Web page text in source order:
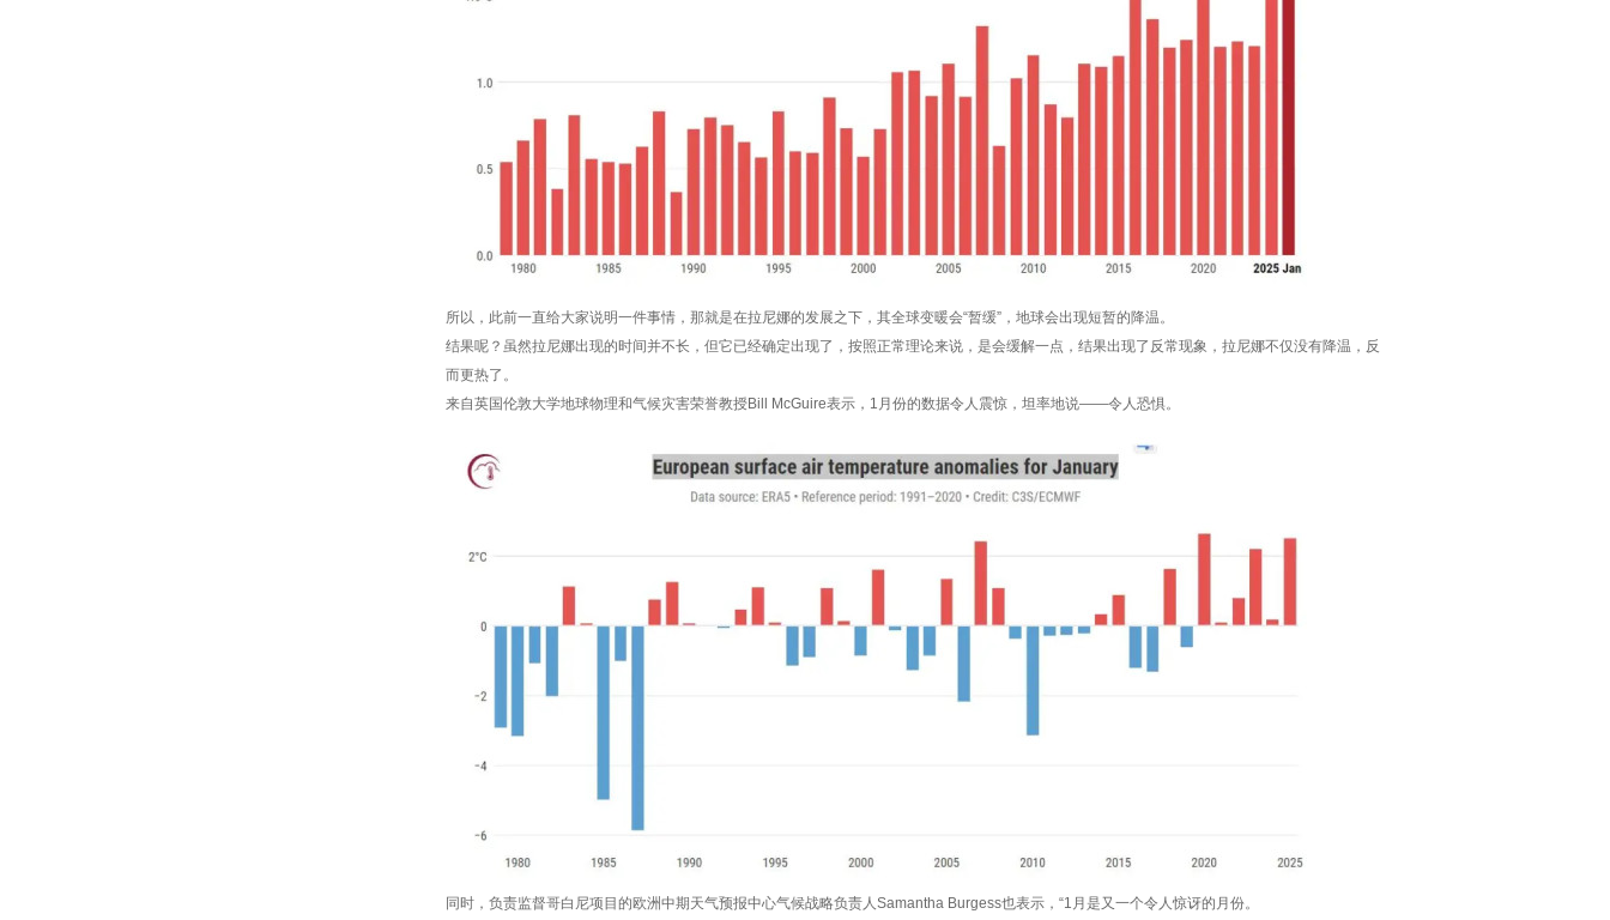
所以，此前一直给大家说明一件事情，那就是在拉尼娜的发展之下，其全球变暖会“暂缓”，地球会出现短暂的降温。
结果呢？虽然拉尼娜出现的时间并不长，但它已经确定出现了，按照正常理论来说，是会缓解一点，结果出现了反常现象，拉尼娜不仅没有降温，反
而更热了。
来自英国伦敦大学地球物理和气候灾害荣誉教授Bill McGuire表示，1月份的数据令人震惊，坦率地说——令人恐惧。
同时，负责监督哥白尼项目的欧洲中期天气预报中心气候战略负责人Samantha Burgess也表示，“1月是又一个令人惊讶的月份。